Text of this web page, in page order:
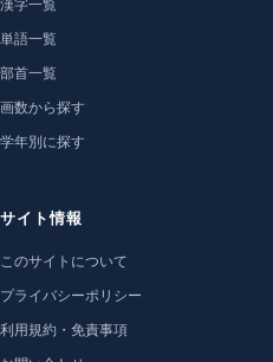
漢字一覧
単語一覧
部首一覧
画数から探す
学年別に探す
サイト情報
このサイトについて
プライバシーポリシー
利用規約・免責事項